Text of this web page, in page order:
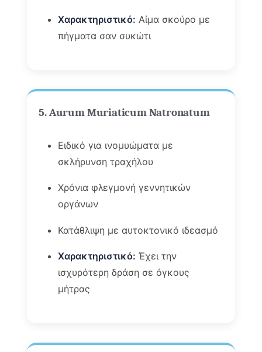
Χαρακτηριστικό: Αίμα σκούρο με
πήγματα σαν συκώτι
5. Aurum Muriaticum Natronatum
Ειδικό για ινομυώματα με
σκλήρυνση τραχήλου
Χρόνια φλεγμονή γεννητικών
οργάνων
Κατάθλιψη με αυτοκτονικό ιδεασμό
Χαρακτηριστικό: Έχει την
ισχυρότερη δράση σε όγκους
μήτρας